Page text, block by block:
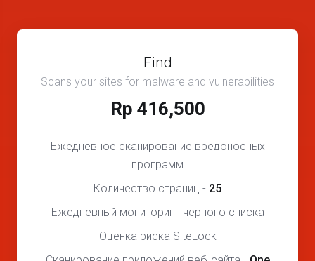
Find
Scans your sites for malware and vulnerabilities
Rp 416,500
Ежедневное сканирование вредоносных
программ
Количество страниц - 25
Ежедневный мониторинг черного списка
Оценка риска SiteLock